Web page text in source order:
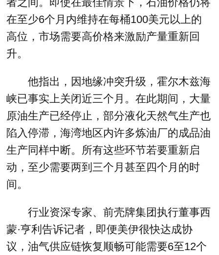
在至少6个月内维持在每桶100美元以上的
高位，市场需要高价格来激励产量重新回
升。
他指出，因地缘冲突升级，霍尔木兹海
峡已事实上关闭近三个月。在此期间，大量
原油生产已经停止，部分液化天然气生产也
陷入停滞，海湾地区内许多炼油厂的成品油
生产同样中断。所有这些环节若要重新启
动，至少需要两到三个月甚至四个月的时
间。
行业资深专家、前壳牌集团执行董事西
蒙·亨利告诉记者，即便美伊很快达成协
议，油气供应链恢复顺畅可能需要6至12个